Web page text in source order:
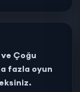
ve Çoğu
fazla oyun